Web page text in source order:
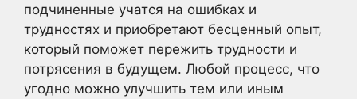
подчиненные учатся на ошибках и
трудностях и приобретают бесценный опыт,
который поможет пережить трудности и
потрясения в будущем. Любой процесс, что
угодно можно улучшить тем или иным